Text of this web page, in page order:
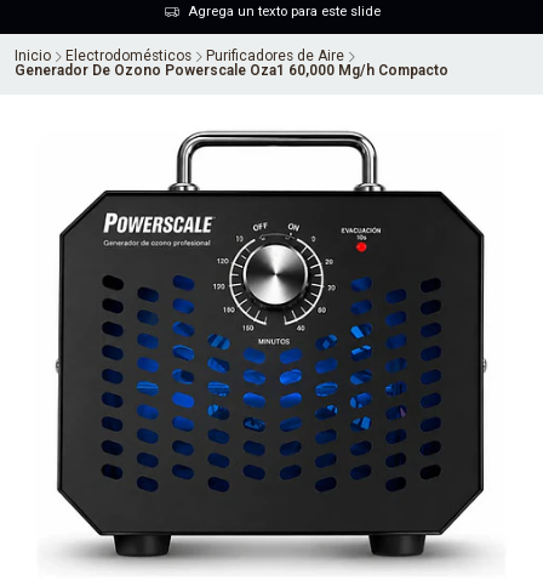
Agrega un texto para este slide
Inicio Electrodomésticos
Purificadores de Aire
Generador De Ozono Powerscale Oza1 60,000 Mg/h Compacto